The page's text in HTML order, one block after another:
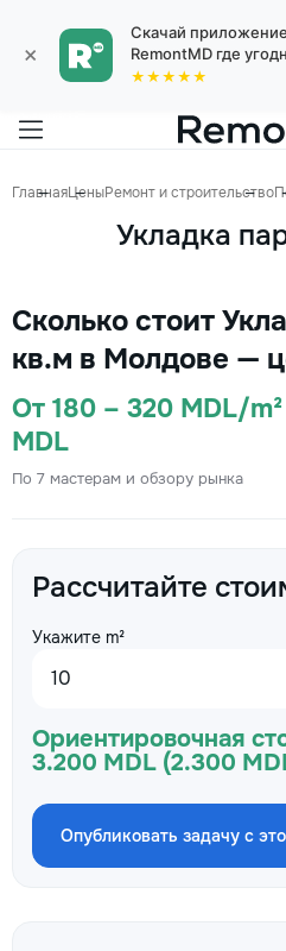
×
Скачай
RemontMD где
★★★★★
ГлавнаяЦеныРемонт и строительство
Укладка
Сколько стоит
кв.м в Молдове —
От 180 – 320 MDL/
MDL
По 7 мастерам и обзору рынка
Рассчитайте
Укажите m²
Ориентировочная
3.200 MDL (2.300
Опубликовать задачу с